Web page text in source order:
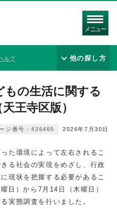
メニュー
ルプ 他の探し方
の生活に関する
王寺区版）
2026年7月30日
ジ番号：436465
た環境によって左右されるこ
る社会の実現をめざし、行政
現状を把握する必要があるこ
日）から7月14日（木曜日）
実態調査を行いました。